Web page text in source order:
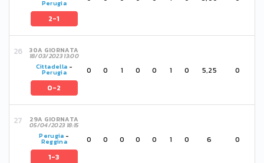
Perugia
2-1
30A GIORNATA
18/03/2023 13:00
Cittadella -
Perugia
0-2
0 0 1 0 0 1 0 5,25 0
29A GIORNATA
05/04/2023 18:15
Perugia -
Reggina
1-3
0 0 0 0 0 1 0 6 0